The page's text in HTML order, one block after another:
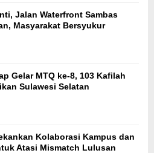
Jalan Waterfront Sambas
Masyarakat Bersyukur
Gelar MTQ ke-8, 103 Kafilah
Sulawesi Selatan
Kolaborasi Kampus dan
Atasi Mismatch Lulusan